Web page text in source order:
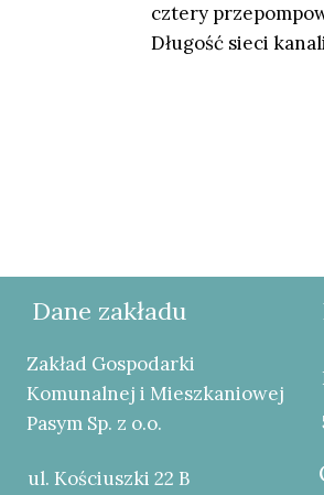
cztery
Długość sieci
Dane zakładu
Zakład Gospodarki
Komunalnej i Mieszkaniowej
Pasym Sp. z o.o.
ul. Kościuszki 22 B